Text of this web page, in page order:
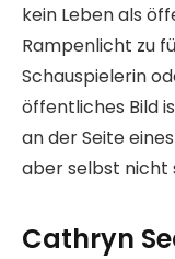
kein Leben als
Rampenlicht zu
Schauspielerin
öffentliches Bild
an der Seite
aber selbst nicht
Cathryn